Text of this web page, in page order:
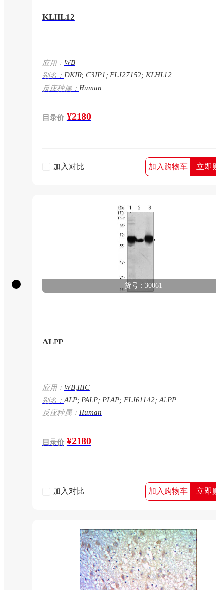
KLHL12
应用： WB
别名： DKIR; C3IP1; FLJ27152; KLHL12
反应种属： Human
目录价 ¥2180
加入对比 加入购物车 立即
货号：30061
ALPP
应用： WB,IHC
别名： ALP; PALP; PLAP; FLJ61142; ALPP
反应种属： Human
目录价 ¥2180
加入对比 加入购物车 立即